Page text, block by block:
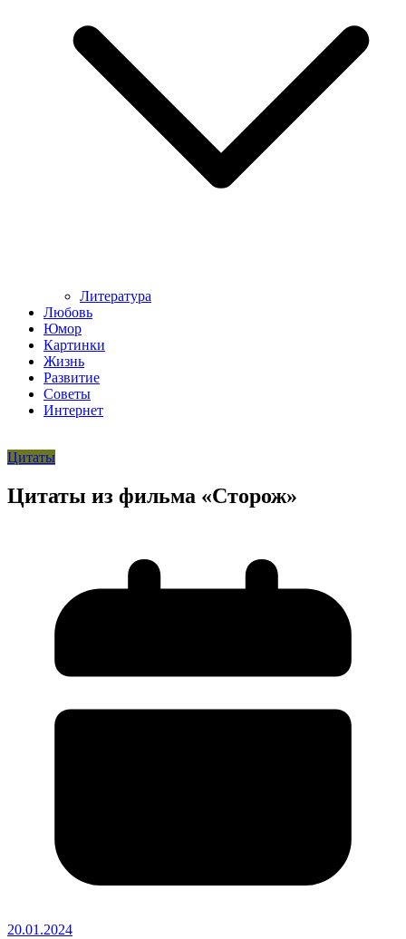
Литература
Любовь
Юмор
Картинки
Жизнь
Развитие
Советы
Интернет
Цитаты
Цитаты из фильма «Сторож»
20.01.2024